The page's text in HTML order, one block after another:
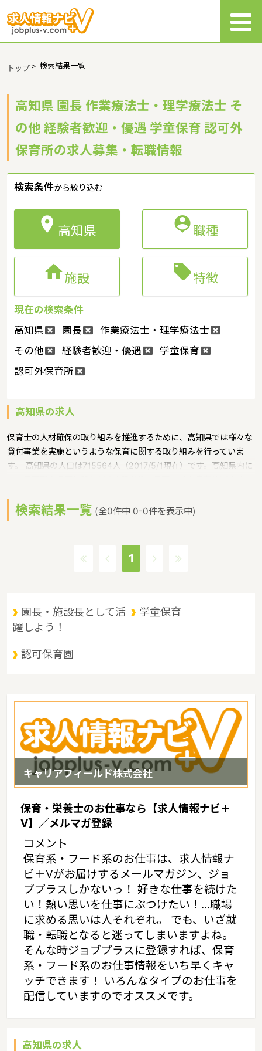
トップ> 検索結果一覧
高知県 園長 作業療法士・理学療法士 そ
の他 経験者歓迎・優遇 学童保育 認可外
保育所の求人募集・転職情報
検索条件から絞り込む
 高知県 職種
施設 特徴
現在の検索条件
高知県
園長
作業療法士・理学療法士
その他
経験者歓迎・優遇
学童保育
認可外保育所
高知県の求人
保育士の人材確保の取り組みを推進するために、高知県では様々な
貸付事業を実施というような保育に関する取り組みを行っていま
す。 高知県の人口は715564人（2017/5/1現在）です。高知県内に
賃相場：5.9万円（2017年10月賃貸住宅 D-room調べ） 高知県
は、南は太平洋、北は四国山脈に挟まれた東西に長い地形で、北は
候に属し、年間を通して高温多湿です。年間日照時間は全国でも上
検索結果一覧 (全0件中 0-0件を表示中)
1
園長・施設長として活
躍しよう！
学童保育
認可保育園
キャリアフィールド株式会社
保育・栄養士のお仕事なら【求人情報ナビ＋
V】／メルマガ登録
コメント
保育系・フード系のお仕事は、求人情報ナ
ビ＋Vがお届けするメールマガジン、ジョ
ブプラスしかないっ！ 好きな仕事を続けた
い！熱い思いを仕事にぶつけたい！…職場
に求める思いは人それぞれ。 でも、いざ就
職・転職となると迷ってしまいますよね。
そんな時ジョブプラスに登録すれば、保育
系・フード系のお仕事情報をいち早くキャ
ッチできます！ いろんなタイプのお仕事を
配信していますのでオススメです。
高知県の求人